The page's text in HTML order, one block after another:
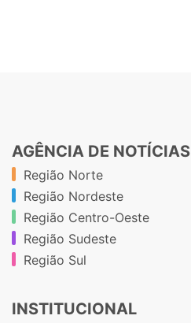
AGÊNCIA DE NOTÍCIAS
Região Norte
Região Nordeste
Região Centro-Oeste
Região Sudeste
Região Sul
INSTITUCIONAL